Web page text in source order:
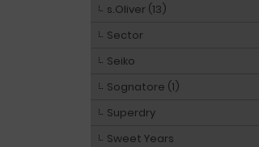
s.Oliver (13)
Sector
Seiko
Sognatore (1)
Superdry
Sweet Years